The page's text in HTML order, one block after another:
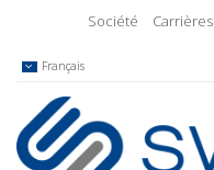
Société Carrières
Français